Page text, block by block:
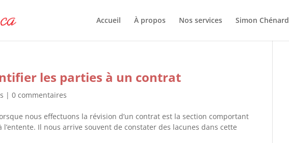
Accueil À propos Nos services Simon Chénard
les parties à un contrat
|0 commentaires
nous effectuons la révision d’un contrat est la section comportant
Il nous arrive souvent de constater des lacunes dans cette